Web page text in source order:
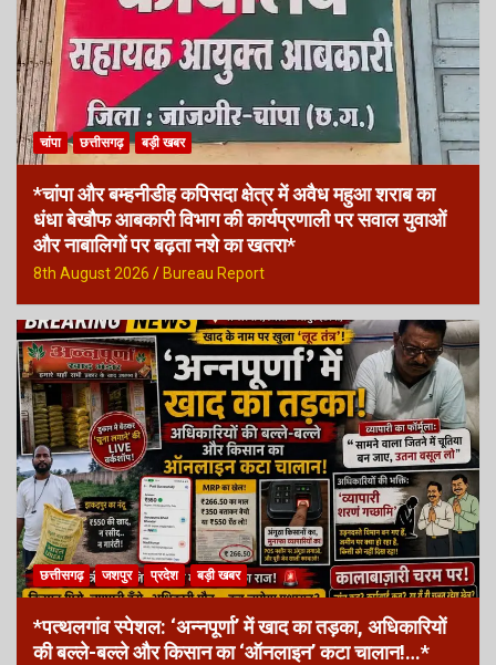
चांपा छत्तीसगढ़ बड़ी खबर
*चांपा और बम्हनीडीह कपिसदा क्षेत्र में अवैध महुआ शराब का
धंधा बेखौफ आबकारी विभाग की कार्यप्रणाली पर सवाल युवाओं
और नाबालिगों पर बढ़ता नशे का खतरा*
8th August 2026 Bureau Report
छत्तीसगढ़ जशपुर प्रदेश बड़ी खबर
*पत्थलगांव स्पेशल: ‘अन्नपूर्णा’ में खाद का तड़का, अधिकारियों
की बल्ले-बल्ले और किसान का ‘ऑनलाइन’ कटा चालान!…*